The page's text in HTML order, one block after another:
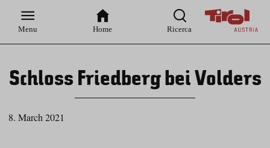
Hauptnavigation
Inhaltsbereich
Menu Home Ricerca
Schloss Friedberg bei Volders
8. March 2021